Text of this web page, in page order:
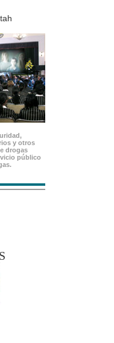
y otros
drogas
público